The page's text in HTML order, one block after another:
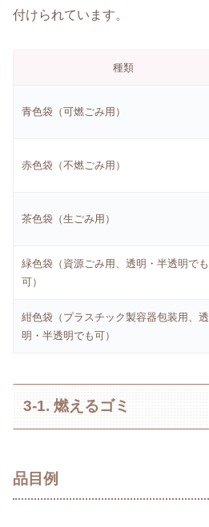
付けられています。
種類
青色袋（可燃ごみ用）
赤色袋（不燃ごみ用）
茶色袋（生ごみ用）
緑色袋（資源ごみ用、透明・半透明でも
可）
紺色袋（プラスチック製容器包装用、透
明・半透明でも可）
3-1. 燃えるゴミ
品目例